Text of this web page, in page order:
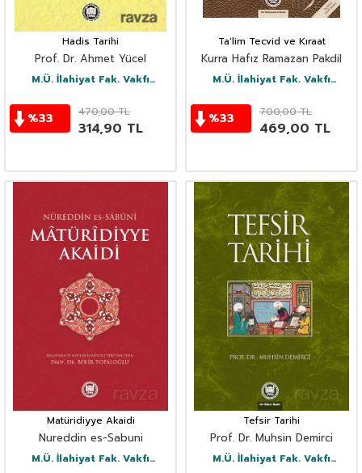
Hadis Tarihi
Prof. Dr. Ahmet Yücel
M.Ü. İlahiyat Fak. Vakfı
%33 470,00TL
314,90 TL
Ta'lim Tecvid ve Kıraat
Kurra Hafız Ramazan Pakdil
M.Ü. İlahiyat Fak. Vakfı
%33 700,00TL
469,00 TL
Matüridiyye Akaidi
Nureddin es-Sabuni
M.Ü. İlahiyat Fak. Vakfı
Tefsir Tarihi
Prof. Dr. Muhsin Demirci
M.Ü. İlahiyat Fak. Vakfı